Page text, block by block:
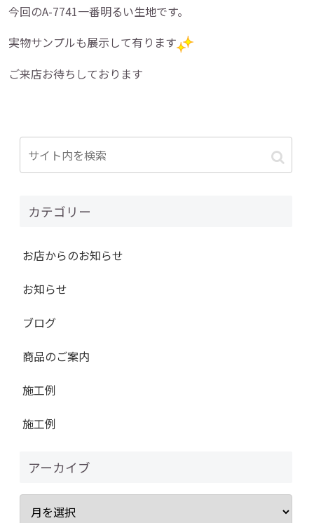
今回のA-7741一番明るい生地です。
実物サンプルも展示して有ります
ご来店お待ちしております
カテゴリー
お店からのお知らせ
お知らせ
ブログ
商品のご案内
施工例
施工例
アーカイブ